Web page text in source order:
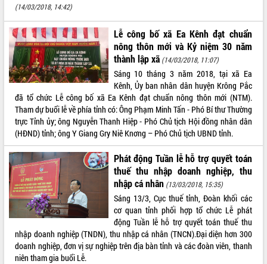
(14/03/2018, 14:42)
Lễ công bố xã Ea Kênh đạt chuẩn
nông thôn mới và Kỷ niệm 30 năm
thành lập xã (14/03/2018, 11:07)
Sáng 10 tháng 3 năm 2018, tại xã Ea
Kênh, Ủy ban nhân dân huyện Krông Pắc
đã tổ chức Lễ công bố xã Ea Kênh đạt chuẩn nông thôn mới (NTM).
Tham dự buổi lễ về phía tỉnh có: Ông Phạm Minh Tấn - Phó Bí thư Thường
trực Tỉnh ủy; ông Nguyễn Thanh Hiệp - Phó Chủ tịch Hội đồng nhân dân
(HĐND) tỉnh; ông Y Giang Gry Niê Knơng – Phó Chủ tịch UBND tỉnh.
Phát động Tuần lễ hỗ trợ quyết toán
thuế thu nhập doanh nghiệp, thu
nhập cá nhân (13/03/2018, 15:35)
Sáng 13/3, Cục thuế tỉnh, Đoàn khối các
cơ quan tỉnh phối hợp tổ chức Lễ phát
động Tuần lễ hỗ trợ quyết toán thuế thu
nhập doanh nghiệp (TNDN), thu nhập cá nhân (TNCN).Đại diện hơn 300
doanh nghiệp, đơn vị sự nghiệp trên địa bàn tỉnh và các đoàn viên, thanh
niên tham gia buổi Lễ.